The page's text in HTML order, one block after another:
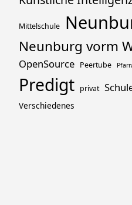
Mittelschule
Neunburg vorm
OpenSource Peertube
Predigt privat
Verschiedenes